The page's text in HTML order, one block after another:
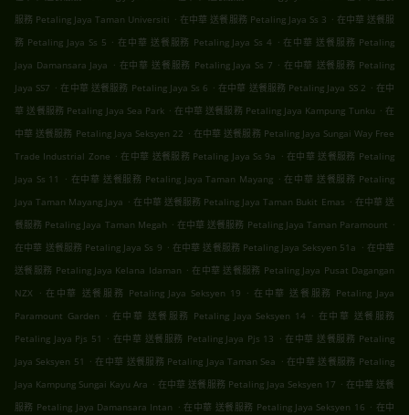
服務 Petaling Jaya Taman Universiti . 在中華 送餐服務 Petaling Jaya Ss 3 . 在中華 送餐服
務 Petaling Jaya Ss 5 . 在中華 送餐服務 Petaling Jaya Ss 4 . 在中華 送餐服務 Petaling
Jaya Damansara Jaya . 在中華 送餐服務 Petaling Jaya Ss 7 . 在中華 送餐服務 Petaling
Jaya SS7 . 在中華 送餐服務 Petaling Jaya Ss 6 . 在中華 送餐服務 Petaling Jaya SS 2 . 在中
華 送餐服務 Petaling Jaya Sea Park . 在中華 送餐服務 Petaling Jaya Kampung Tunku . 在
中華 送餐服務 Petaling Jaya Seksyen 22 . 在中華 送餐服務 Petaling Jaya Sungai Way Free
Trade Industrial Zone . 在中華 送餐服務 Petaling Jaya Ss 9a . 在中華 送餐服務 Petaling
Jaya Ss 11
. 在中華 送餐服務 Petaling Jaya Taman Mayang . 在中華 送餐服務 Petaling
Jaya Taman Mayang Jaya . 在中華 送餐服務 Petaling Jaya Taman Bukit Emas . 在中華 送
餐服務 Petaling Jaya Taman Megah . 在中華 送餐服務 Petaling Jaya Taman Paramount .
在中華 送餐服務 Petaling Jaya Ss 9 . 在中華 送餐服務 Petaling Jaya Seksyen 51a . 在中華
送餐服務 Petaling Jaya Kelana Idaman . 在中華 送餐服務 Petaling Jaya Pusat Dagangan
NZX
. 在中華 送餐服務 Petaling Jaya Seksyen 19 . 在中華 送餐服務 Petaling Jaya
Paramount Garden . 在中華 送餐服務 Petaling Jaya Seksyen 14 . 在中華 送餐服務
Petaling Jaya Pjs 51
. 在中華 送餐服務 Petaling Jaya Pjs 13 . 在中華 送餐服務 Petaling
Jaya Seksyen 51
. 在中華 送餐服務 Petaling Jaya Taman Sea . 在中華 送餐服務 Petaling
Jaya Kampung Sungai Kayu Ara . 在中華 送餐服務 Petaling Jaya Seksyen 17 . 在中華 送餐
服務 Petaling Jaya Damansara Intan . 在中華 送餐服務 Petaling Jaya Seksyen 16 . 在中